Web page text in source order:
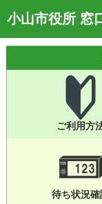
小山市役所 窓
トップページ
ご利用方法
窓口混雑状況
待ち状況確認
交付状況確認
メール通知登録
混雑予想カレン
ご利用方
待ち状況確